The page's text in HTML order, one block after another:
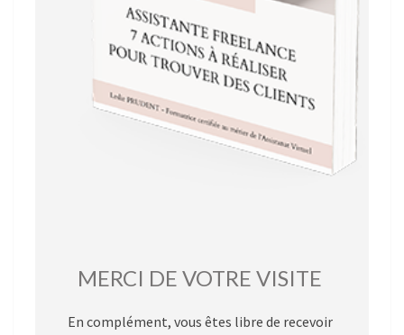
MERCI DE VOTRE VISITE
En complément, vous êtes libre de recevoir